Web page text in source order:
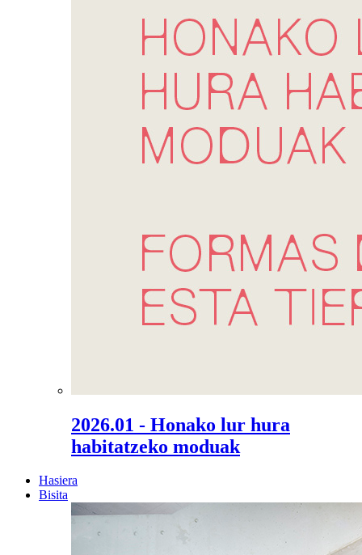
2026.01 - Honako lur hura
habitatzeko moduak
Hasiera
Bisita